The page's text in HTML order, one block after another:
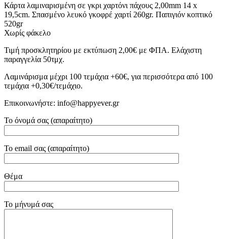
Κάρτα λαμιναρισμένη σε γκρι χαρτόνι πάχους 2,00mm 14 x
19,5cm. Σπασμένο λευκό γκοφρέ χαρτί 260gr. Παπιγιόν κοπτικό
520gr
Χωρίς φάκελο
Τιμή προσκλητηρίου με εκτύπωση 2,00€ με ΦΠΑ. Ελάχιστη
παραγγελία 50τμχ.
Λαμινάρισμα μέχρι 100 τεμάχια +60€, για περισσότερα από 100
τεμάχια +0,30€/τεμάχιο.
Επικοινωνήστε: info@happyever.gr
Το όνομά σας (απαραίτητο)
Το email σας (απαραίτητο)
Θέμα
Το μήνυμά σας